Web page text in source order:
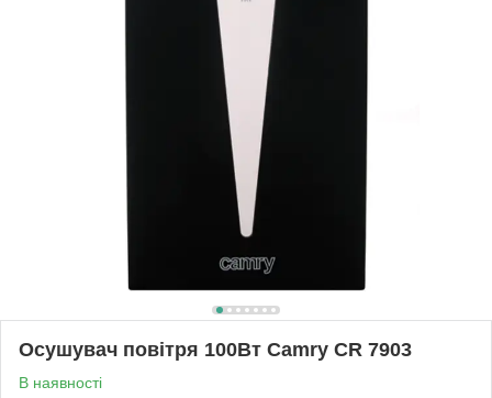
Осушувач повітря 100Вт Camry CR 7903
В наявності